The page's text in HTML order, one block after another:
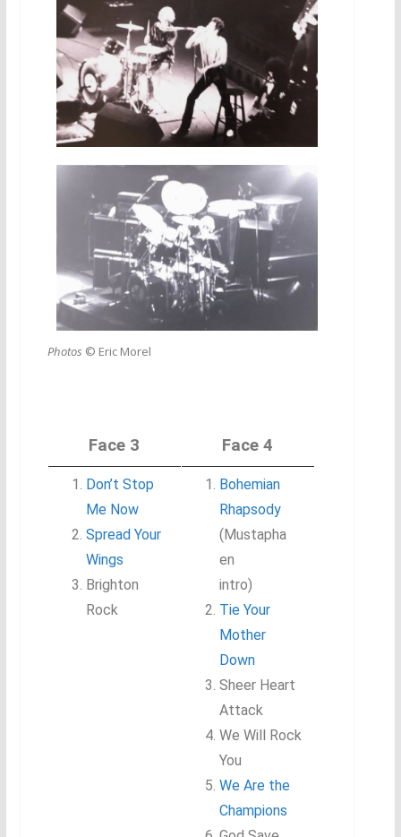
Photos © Eric Morel
Face 3 Face 4
Don’t Stop
Me Now
Spread Your
Wings
Brighton
Rock
Bohemian
Rhapsody
(Mustapha
en
intro)
Tie Your
Mother
Down
Sheer Heart
Attack
We Will Rock
You
We Are the
Champions